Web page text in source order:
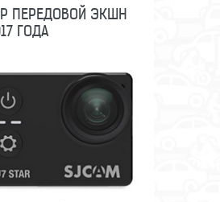
150000 MAH
ПЕРЕДОВОЙ ЭКШН
ГОДА